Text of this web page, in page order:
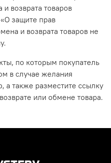
возврата товаров
защите прав
и возврата товаров не
по которым покупатель
в случае желания
а также разместите ссылку
или обмене товара.